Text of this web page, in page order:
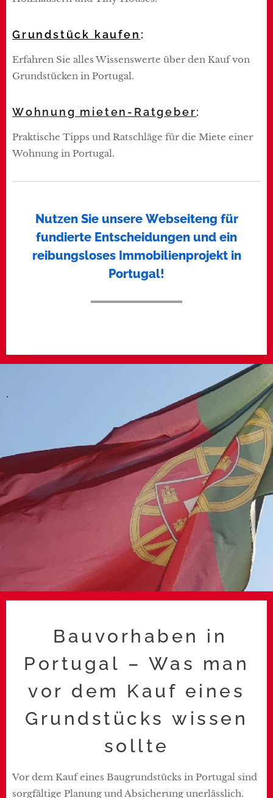
Grundstück kaufen :
Erfahren Sie alles Wissenswerte über den Kauf von
Grundstücken in Portugal.
Wohnung mieten-Ratgeber:
Praktische Tipps und Ratschläge für die Miete einer
Wohnung in Portugal.
Nutzen Sie unsere Webseiteng für
fundierte Entscheidungen und ein
reibungsloses Immobilienprojekt in
Portugal!
.
Bauvorhaben in
Portugal – Was man
vor dem Kauf eines
Grundstücks wissen
sollte
Vor dem Kauf eines Baugrundstücks in Portugal sind
sorgfältige Planung und Absicherung unerlässlich.